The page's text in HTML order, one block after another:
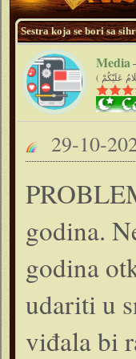
Sestra koja se bori sa
Media
29-10-
godina.
godina
udariti u
viđala bi